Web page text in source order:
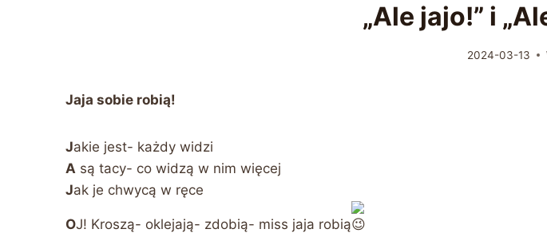
„Ale jajo!” i
2024-03-13
Jaja sobie robią!
Jakie jest- każdy widzi
A są tacy- co widzą w nim więcej
Jak je chwycą w ręce
OJ! Kroszą- oklejają- zdobią- miss jaja robią